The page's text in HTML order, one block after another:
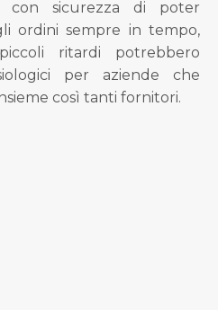
con sicurezza di poter
ordini sempre in tempo,
ritardi potrebbero
per aziende che
così tanti fornitori.